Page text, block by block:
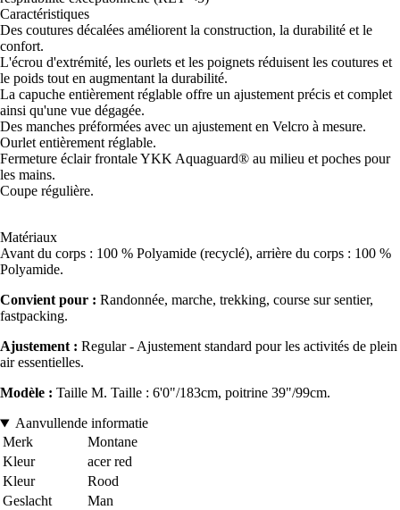
Caractéristiques
Des coutures décalées améliorent la construction, la durabilité et le
confort.
L'écrou d'extrémité, les ourlets et les poignets réduisent les coutures et
le poids tout en augmentant la durabilité.
La capuche entièrement réglable offre un ajustement précis et complet
ainsi qu'une vue dégagée.
Des manches préformées avec un ajustement en Velcro à mesure.
Ourlet entièrement réglable.
Fermeture éclair frontale YKK Aquaguard® au milieu et poches pour
les mains.
Coupe régulière.
Matériaux
Avant du corps : 100 % Polyamide (recyclé), arrière du corps : 100 %
Polyamide.
Convient pour : Randonnée, marche, trekking, course sur sentier,
fastpacking.
Ajustement : Regular - Ajustement standard pour les activités de plein
air essentielles.
Modèle : Taille M. Taille : 6'0"/183cm, poitrine 39"/99cm.
Aanvullende informatie
Merk
Montane
Kleur
acer red
Kleur
Rood
Geslacht
Man